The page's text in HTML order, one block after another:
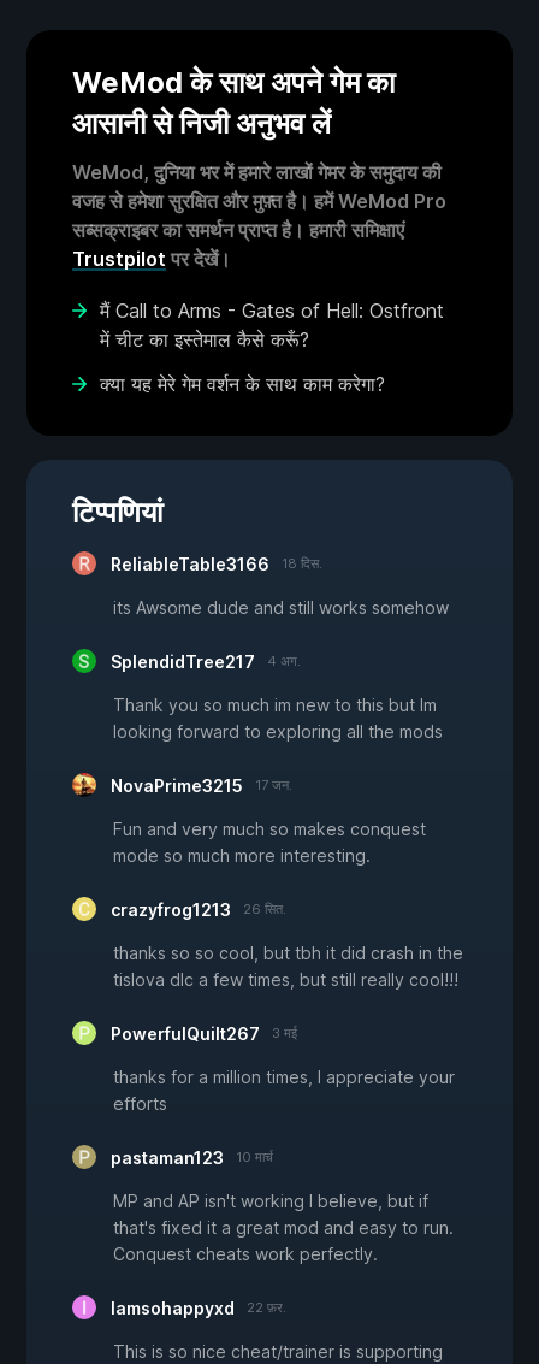
WeMod के साथ अपने गेम का
आसानी से निजी अनुभव लें
WeMod, दुनिया भर में हमारे लाखों गेमर के समुदाय की
वजह से हमेशा सुरक्षित और मुफ़्त है। हमें WeMod Pro
सब्सक्राइबर का समर्थन प्राप्त है। हमारी समिक्षाएं
Trustpilot पर देखें।
मैं Call to Arms - Gates of Hell: Ostfront
में चीट का इस्तेमाल कैसे करूँ?
क्या यह मेरे गेम वर्शन के साथ काम करेगा?
टिप्पणियां
ReliableTable3166 18 दिस.
its Awsome dude and still works somehow
SplendidTree217 4 अग.
Thank you so much im new to this but Im
looking forward to exploring all the mods
NovaPrime3215 17 जन.
Fun and very much so makes conquest
mode so much more interesting.
crazyfrog1213 26 सित.
thanks so so cool, but tbh it did crash in the
tislova dlc a few times, but still really cool!!!
PowerfulQuilt267 3 मई
thanks for a million times, I appreciate your
efforts
pastaman123 10 मार्च
MP and AP isn't working I believe, but if
that's fixed it a great mod and easy to run.
Conquest cheats work perfectly.
Iamsohappyxd 22 फ़र.
This is so nice cheat/trainer is supporting